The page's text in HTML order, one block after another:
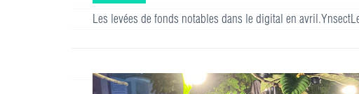
Les levées de fonds notables dans le digital en